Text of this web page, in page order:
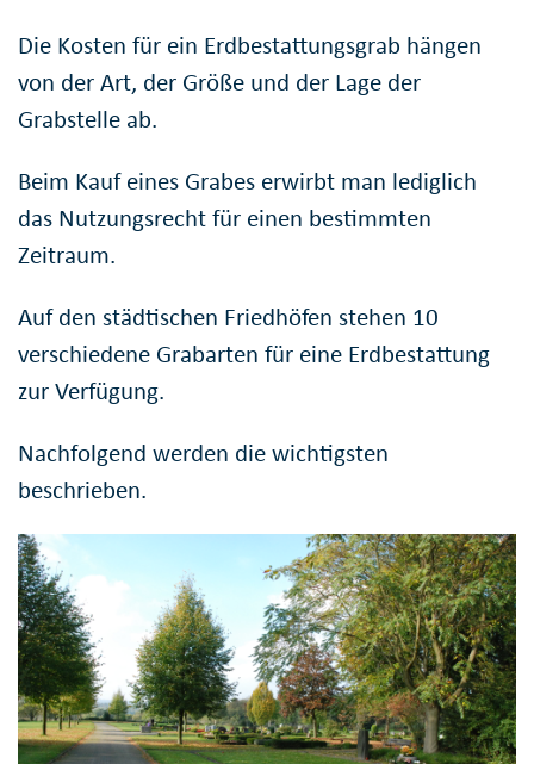
Die Kosten für ein Erdbestattungsgrab hängen
von der Art, der Größe und der Lage der
Grabstelle ab.
Beim Kauf eines Grabes erwirbt man lediglich
das Nutzungsrecht für einen bestimmten
Zeitraum.
Auf den städtischen Friedhöfen stehen 10
verschiedene Grabarten für eine Erdbestattung
zur Verfügung.
Nachfolgend werden die wichtigsten
beschrieben.